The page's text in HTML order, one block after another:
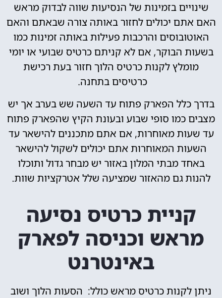
שינויים בזמינות של הנסיעות שווה לבדוק מראש
האם אתם יכולים לחזור באותה צורה שבאתם והאם
האוטובוסים והרכבות פעילות באותה זמינות כמו
בשעות הבוקר, אם לא קניתם כרטיס שבועי או יומי
מומלץ לקנות כרטיס הלוך חזור בעת רכישת
כרטיסים בתחנה.
בדרך כלל הפארק פתוח עד השעה שש בערב אך יש
מצבים כמו סופי שבוע ובעונת הקיץ שהפארק פתוח
עד שעות מאוחרות, אם אתם מתכננים להישאר עד
השעות המאוחרות אתם יכולים לשקול להישאר
באחד מבתי המלון באזור יש מבחר גדול ותוכלו
להנות גם מהאזור שמציעה שלל אטרקציות שוות.
קניית כרטיס נסיעה
מראש וכניסה לפארק
באינטרנט
ניתן לקנות כרטיס מראש כולל: הסעות הלוך ושוב